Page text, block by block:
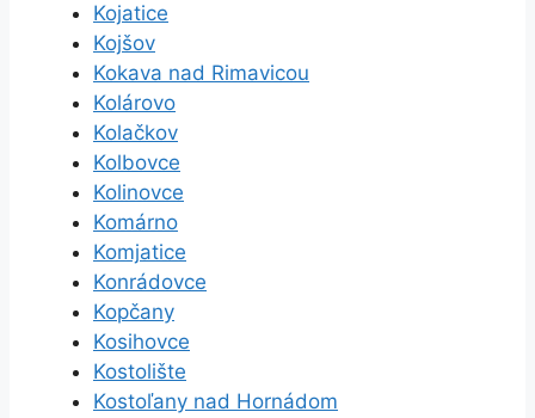
Kojatice
Kojšov
Kokava nad Rimavicou
Kolárovo
Kolačkov
Kolbovce
Kolinovce
Komárno
Komjatice
Konrádovce
Kopčany
Kosihovce
Kostolište
Kostoľany nad Hornádom